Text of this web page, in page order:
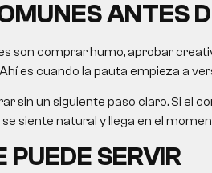
ANTES
son comprar humo, aprobar
es cuando la pauta empieza a
sin un siguiente paso claro. Si el
siente natural y llega en el
SERVIR